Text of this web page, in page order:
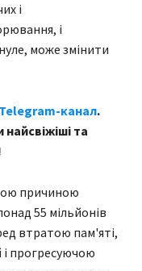
і
і
може змінити
Telegram-канал.
та
причиною
55 мільйонів
втратою пам'яті,
і прогресуючою